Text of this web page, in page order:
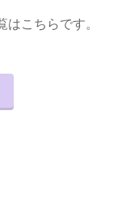
こちらです。